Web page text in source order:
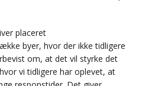
placeret
byer, hvor der ikke tidligere
om, at det vil styrke det
vi tidligere har oplevet, at